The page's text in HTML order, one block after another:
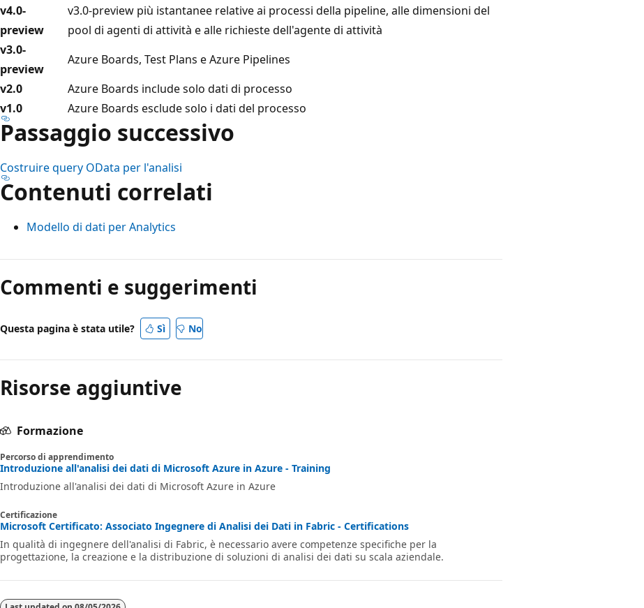
v4.0-
preview
v3.0-preview più istantanee relative ai processi della pipeline, alle dimensioni del
pool di agenti di attività e alle richieste dell'agente di attività
v3.0-
preview
Azure Boards, Test Plans e Azure Pipelines
v2.0
Azure Boards include solo dati di processo
v1.0
Azure Boards esclude solo i dati del processo
Passaggio successivo
Costruire query OData per l'analisi
Contenuti correlati
Modello di dati per Analytics
Commenti e suggerimenti
Questa pagina è stata utile? Sì No
Risorse aggiuntive
Formazione
Percorso di apprendimento
Introduzione all'analisi dei dati di Microsoft Azure in Azure - Training
Introduzione all'analisi dei dati di Microsoft Azure in Azure
Certificazione
Microsoft Certificato: Associato Ingegnere di Analisi dei Dati in Fabric - Certifications
In qualità di ingegnere dell'analisi di Fabric, è necessario avere competenze specifiche per la
progettazione, la creazione e la distribuzione di soluzioni di analisi dei dati su scala aziendale.